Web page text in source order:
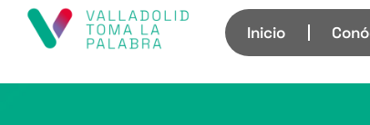
Inicio